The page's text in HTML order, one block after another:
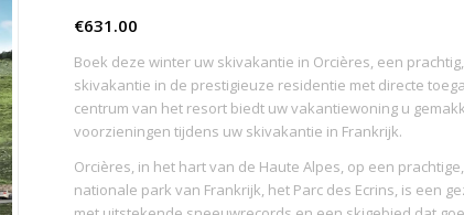
€631.00
Boek deze winter uw skivakantie in Orcières, een
skivakantie in de prestigieuze residentie met directe
centrum van het resort biedt uw vakantiewoning u
voorzieningen tijdens uw skivakantie in Frankrijk.
Orcières, in het hart van de Haute Alpes, op een
nationale park van Frankrijk, het Parc des Ecrins, is een